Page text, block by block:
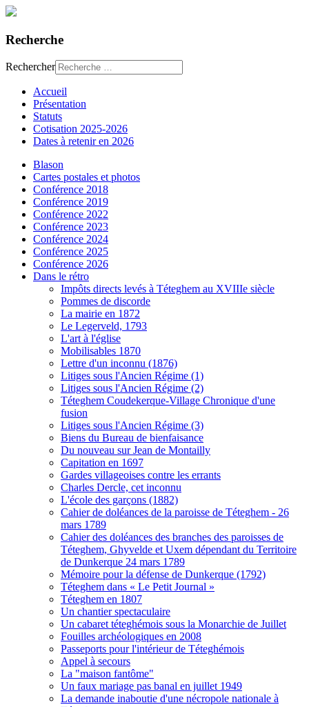
Recherche
Rechercher
Accueil
Présentation
Statuts
Cotisation 2025-2026
Dates à retenir en 2026
Blason
Cartes postales et photos
Conférence 2018
Conférence 2019
Conférence 2022
Conférence 2023
Conférence 2024
Conférence 2025
Conférence 2026
Dans le rétro
Impôts directs levés à Téteghem au XVIIIe siècle
Pommes de discorde
La mairie en 1872
Le Legerveld, 1793
L'art à l'église
Mobilisables 1870
Lettre d'un inconnu (1876)
Litiges sous l'Ancien Régime (1)
Litiges sous l'Ancien Régime (2)
Téteghem Coudekerque-Village Chronique d'une
fusion
Litiges sous l'Ancien Régime (3)
Biens du Bureau de bienfaisance
Du nouveau sur Jean de Montailly
Capitation en 1697
Gardes villageoises contre les errants
Charles Dercle, cet inconnu
L'école des garçons (1882)
Cahier de doléances de la paroisse de Téteghem - 26
mars 1789
Cahier des doléances des branches des paroisses de
Téteghem, Ghyvelde et Uxem dépendant du Territoire
de Dunkerque 24 mars 1789
Mémoire pour la défense de Dunkerque (1792)
Téteghem dans « Le Petit Journal »
Téteghem en 1807
Un chantier spectaculaire
Un cabaret téteghémois sous la Monarchie de Juillet
Fouilles archéologiques en 2008
Passeports pour l'intérieur de Téteghémois
Appel à secours
La "maison fantôme"
Un faux mariage pas banal en juillet 1949
La demande inaboutie d'une nécropole nationale à